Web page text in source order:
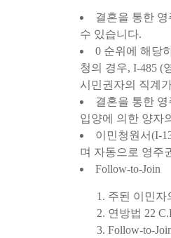
결혼을 통한
수 있습니다.
0 순위에 해당
청의 경우, I-485 (
시민권자의 직계
결혼을 통한
입양에 의한 양자
이민청원서(I-
며 자동으로 영주
Follow-to-Join
주된 이민자
연방법 22
Follow-to-